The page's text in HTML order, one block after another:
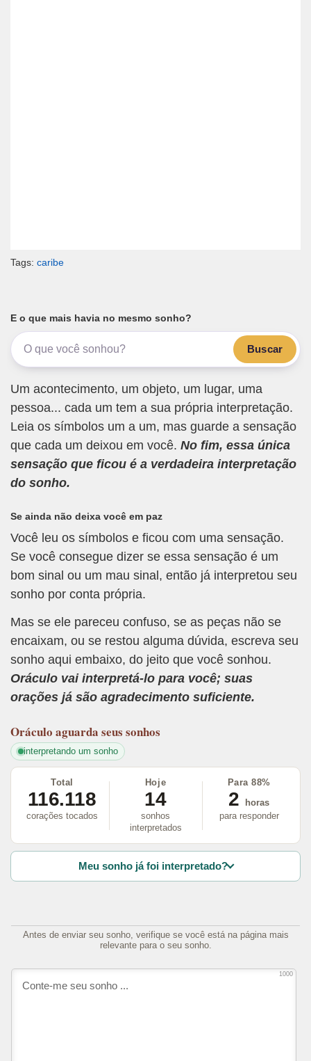
Tags: caribe
E o que mais havia no mesmo sonho?
Buscar
Um acontecimento, um objeto, um lugar, uma
pessoa... cada um tem a sua própria interpretação.
Leia os símbolos um a um, mas guarde a sensação
que cada um deixou em você. No fim, essa única
sensação que ficou é a verdadeira interpretação
do sonho.
Se ainda não deixa você em paz
Você leu os símbolos e ficou com uma sensação.
Se você consegue dizer se essa sensação é um
bom sinal ou um mau sinal, então já interpretou seu
sonho por conta própria.
Mas se ele pareceu confuso, se as peças não se
encaixam, ou se restou alguma dúvida, escreva seu
sonho aqui embaixo, do jeito que você sonhou.
Oráculo vai interpretá-lo para você; suas
orações já são agradecimento suficiente.
Oráculo aguarda seus sonhos
interpretando um sonho
Total
116.118
corações tocados
Hoje
14
sonhos
interpretados
Para 88%
2
horas
para responder
Meu sonho já foi interpretado?
Antes de enviar seu sonho, verifique se você está na página mais
relevante para o seu sonho.
1000